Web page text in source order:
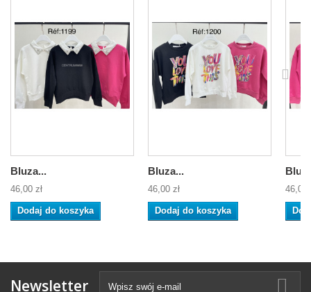
Bluza...
46,00 zł
Dodaj do koszyka
Bluza...
46,00 zł
Dodaj do koszyka
46,00
Newsletter